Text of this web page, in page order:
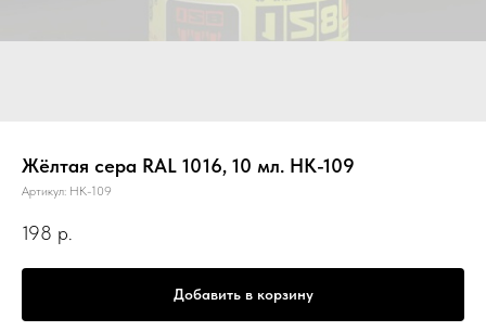
Жёлтая сера RAL 1016, 10 мл. НК-109
Артикул: НК-109
198 р.
Добавить в корзину